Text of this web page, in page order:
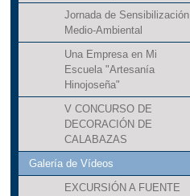
Jornada de Sensibilización
Medio-Ambiental
Una Empresa en Mi
Escuela "Artesanía
Hinojoseña"
V CONCURSO DE
DECORACIÓN DE
CALABAZAS
Galería de Vídeos
EXCURSIÓN A FUENTE